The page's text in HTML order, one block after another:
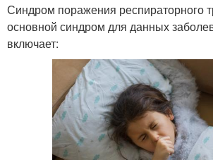
Синдром поражения респираторного
основной синдром для данных
включает: